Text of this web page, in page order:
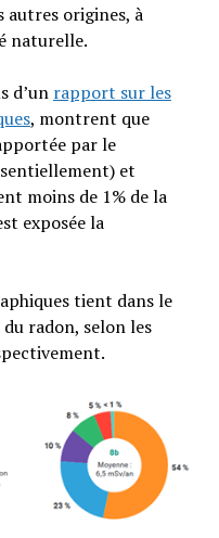
autres origines, à
naturelle.
d’un rapport sur les
, montrent que
par le
et
moins de 1% de la
exposée la
tient dans le
radon, selon les